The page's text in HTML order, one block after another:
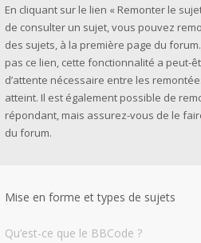
En cliquant sur le lien « Remonter le
de consulter un sujet, vous pouvez
des sujets, à la première page du
pas ce lien, cette fonctionnalité a peut-
d’attente nécessaire entre les
atteint. Il est également possible de
répondant, mais assurez-vous de le
du forum.
Mise en forme et types de sujets
Qu’est-ce que le BBCode ?